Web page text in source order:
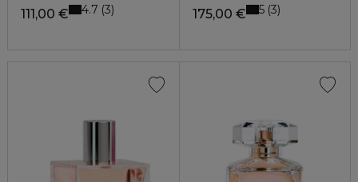
111,00 € 4.7 3 175,00 € 5 3